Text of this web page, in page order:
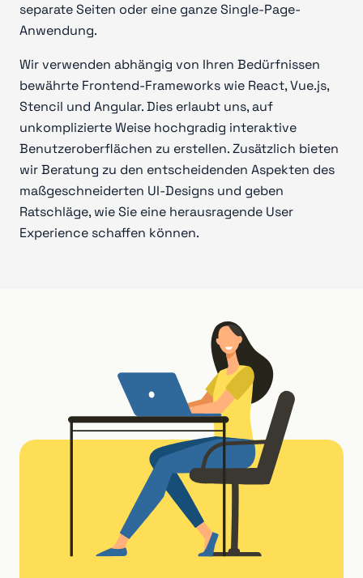
separate Seiten oder eine ganze Single-Page-
Anwendung.
Wir verwenden abhängig von Ihren Bedürfnissen
bewährte Frontend-Frameworks wie React, Vue.js,
Stencil und Angular. Dies erlaubt uns, auf
unkomplizierte Weise hochgradig interaktive
Benutzeroberflächen zu erstellen. Zusätzlich bieten
wir Beratung zu den entscheidenden Aspekten des
maßgeschneiderten UI-Designs und geben
Ratschläge, wie Sie eine herausragende User
Experience schaffen können.